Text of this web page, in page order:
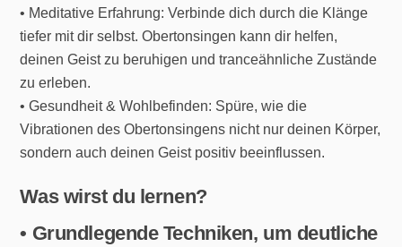
• Meditative Erfahrung: Verbinde dich durch die Klänge
tiefer mit dir selbst. Obertonsingen kann dir helfen,
deinen Geist zu beruhigen und tranceähnliche Zustände
zu erleben.
• Gesundheit & Wohlbefinden: Spüre, wie die
Vibrationen des Obertonsingens nicht nur deinen Körper,
sondern auch deinen Geist positiv beeinflussen.
Was wirst du lernen?
• Grundlegende Techniken, um deutliche